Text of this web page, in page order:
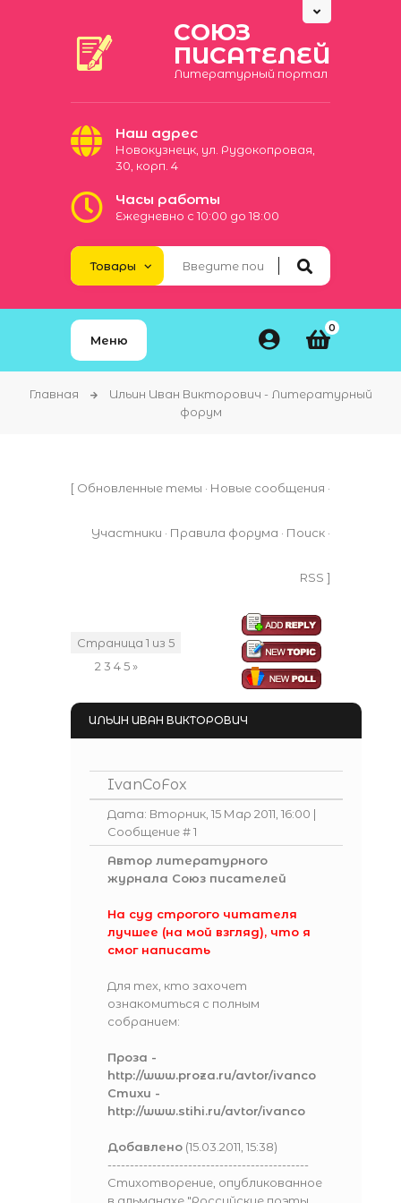
СОЮЗ
ПИСАТЕЛЕЙ
Литературный портал
Наш адрес
Новокузнецк, ул. Рудокопровая,
30, корп. 4
Часы работы
Ежедневно с 10:00 до 18:00
Меню
0
Главная
Ильин Иван Викторович - Литературный
форум
[ Обновленные темы · Новые сообщения ·
Участники · Правила форума · Поиск ·
RSS ]
Страница 1 из 5
2 3 45 »
ИЛЬИН ИВАН ВИКТОРОВИЧ
IvanCoFox
Дата: Вторник, 15 Мар 2011, 16:00 |
Сообщение #1
Автор литературного
журнала Союз писателей
На суд строгого читателя
лучшее (на мой взгляд), что я
смог написать
Для тех, кто захочет
ознакомиться с полным
собранием:
Проза -
http://www.proza.ru/avtor/ivanco
Стихи -
http://www.stihi.ru/avtor/ivanco
Добавлено (15.03.2011, 15:38)
---------------------------------------------
Стихотворение, опубликованное